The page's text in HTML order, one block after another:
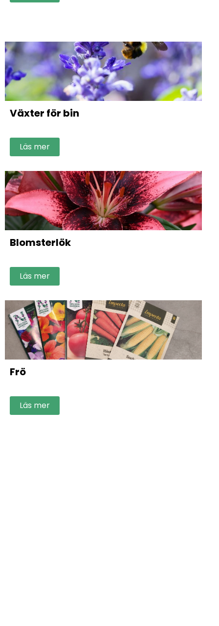
Växter för bin
Läs mer
Blomsterlök
Läs mer
Frö
Läs mer